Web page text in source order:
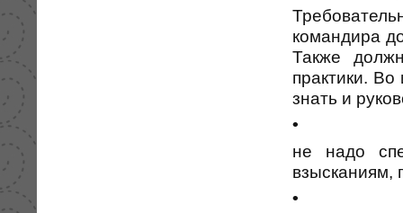
командира
Также
практики.
знать и
•
не надо
взысканиям,
•